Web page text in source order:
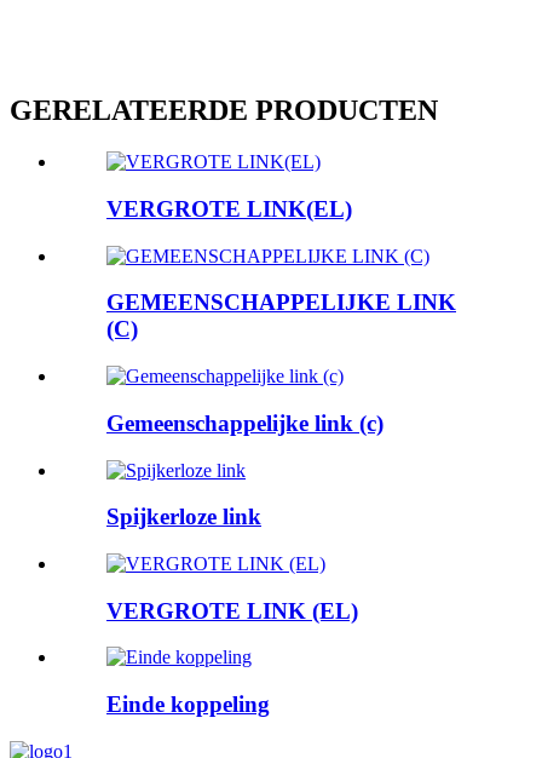
GERELATEERDE PRODUCTEN
VERGROTE LINK(EL)
GEMEENSCHAPPELIJKE LINK
(C)
Gemeenschappelijke link (c)
Spijkerloze link
VERGROTE LINK (EL)
Einde koppeling